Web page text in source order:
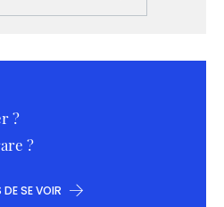
?
?
DE SE VOIR